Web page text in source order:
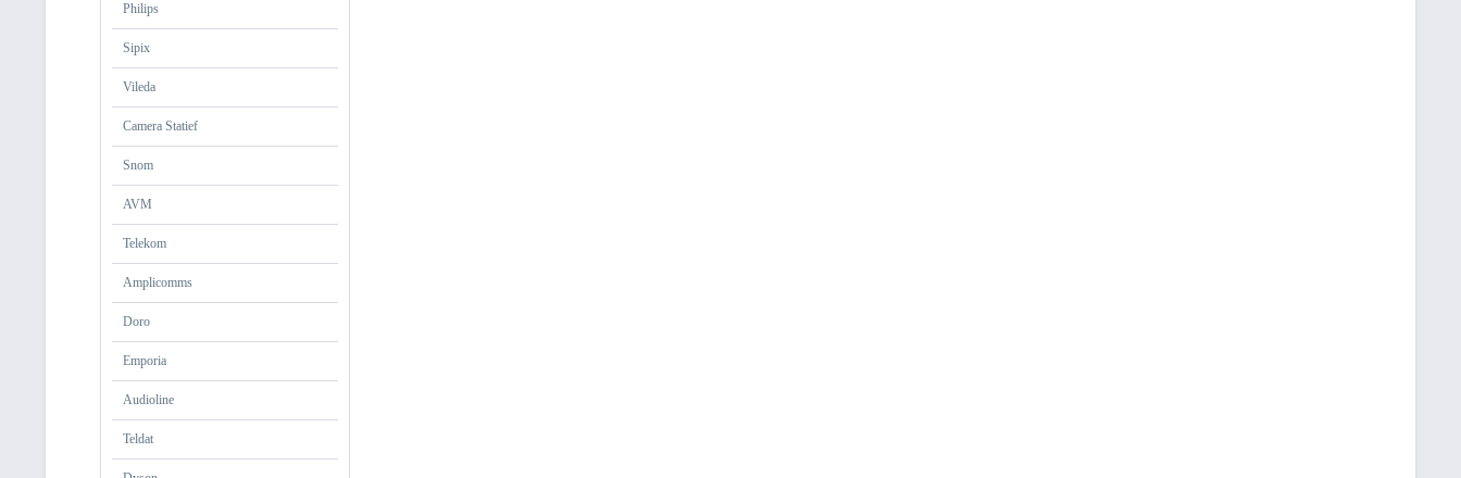
Philips
Sipix
Vileda
Camera Statief
Snom
AVM
Telekom
Amplicomms
Doro
Emporia
Audioline
Teldat